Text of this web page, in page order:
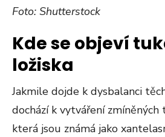
Foto: Shutterstock
Kde se objeví
ložiska
Jakmile dojde k dysbalanci
dochází k vytváření zmíněných
která jsou známá jako